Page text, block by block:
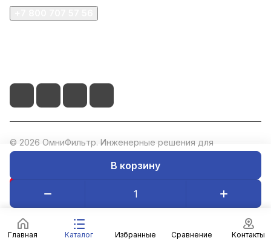
В корзину
Главная Каталог Избранные Сравнение Контакты
© 2026 ОмниФильтр. Инженерные решения для
водоподготовки. ИНН: 5047273073, ОГРН: 1235000020760.
Оферта